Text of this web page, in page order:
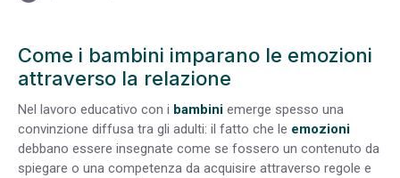
Come i bambini imparano le emozioni
attraverso la relazione
Nel lavoro educativo con i bambini emerge spesso una
convinzione diffusa tra gli adulti: il fatto che le emozioni
debbano essere insegnate come se fossero un contenuto da
spiegare o una competenza da acquisire attraverso regole e